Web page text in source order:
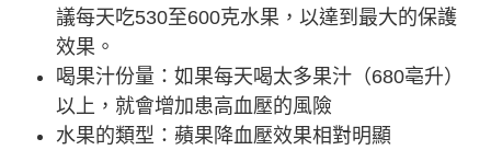
議每天吃530至600克水果，以達到最大的保護
效果。
喝果汁份量：如果每天喝太多果汁（680亳升）
以上，就會增加患高血壓的風險
水果的類型：蘋果降血壓效果相對明顯